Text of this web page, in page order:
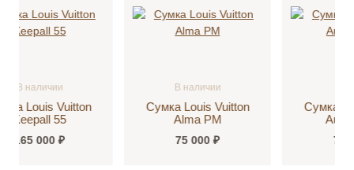
Сумка Louis Vuitton
Сумка Louis Vuitton